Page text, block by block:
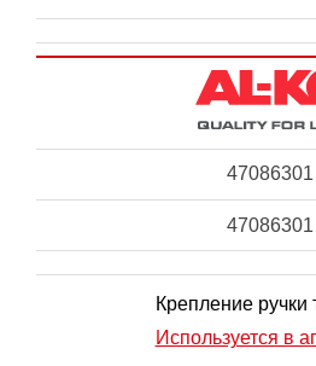
47086301
47086301
Крепление ручки
Используется в